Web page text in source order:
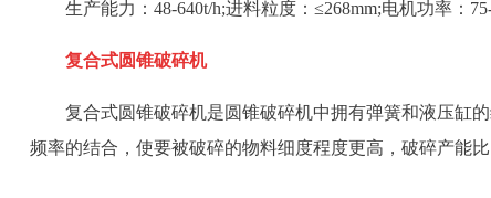
生产能力：48-640t/h;进料粒度：≤268mm;电机功率：
复合式圆锥破碎机
复合式圆锥破碎机是圆锥破碎机中拥有弹簧和液压缸
频率的结合，使要被破碎的物料细度程度更高，破碎产能比